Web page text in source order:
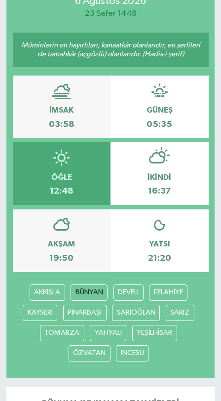
23 Safer 1448
Müminlerin en hayırlıları, kanaatkâr olanlarıdır, en şerlileri
de tamahkâr (açgözlü) olanlarıdır. (Hadis-i şerif)
İMSAK
03:58
GÜNEŞ
05:35
ÖĞLE
12:48
İKINDI
16:37
AKŞAM
19:50
YATSI
21:20
AKKIŞLA BÜNYAN DEVELİ FELAHİYE
KAYSERİ PINARBAŞI SARIOĞLAN SARIZ
TOMARZA YAHYALI YEŞİLHİSAR
ÖZVATAN İNCESU
Özel
Resmi İlanlar
Spor
Yerel Yönetimler
Yurttan